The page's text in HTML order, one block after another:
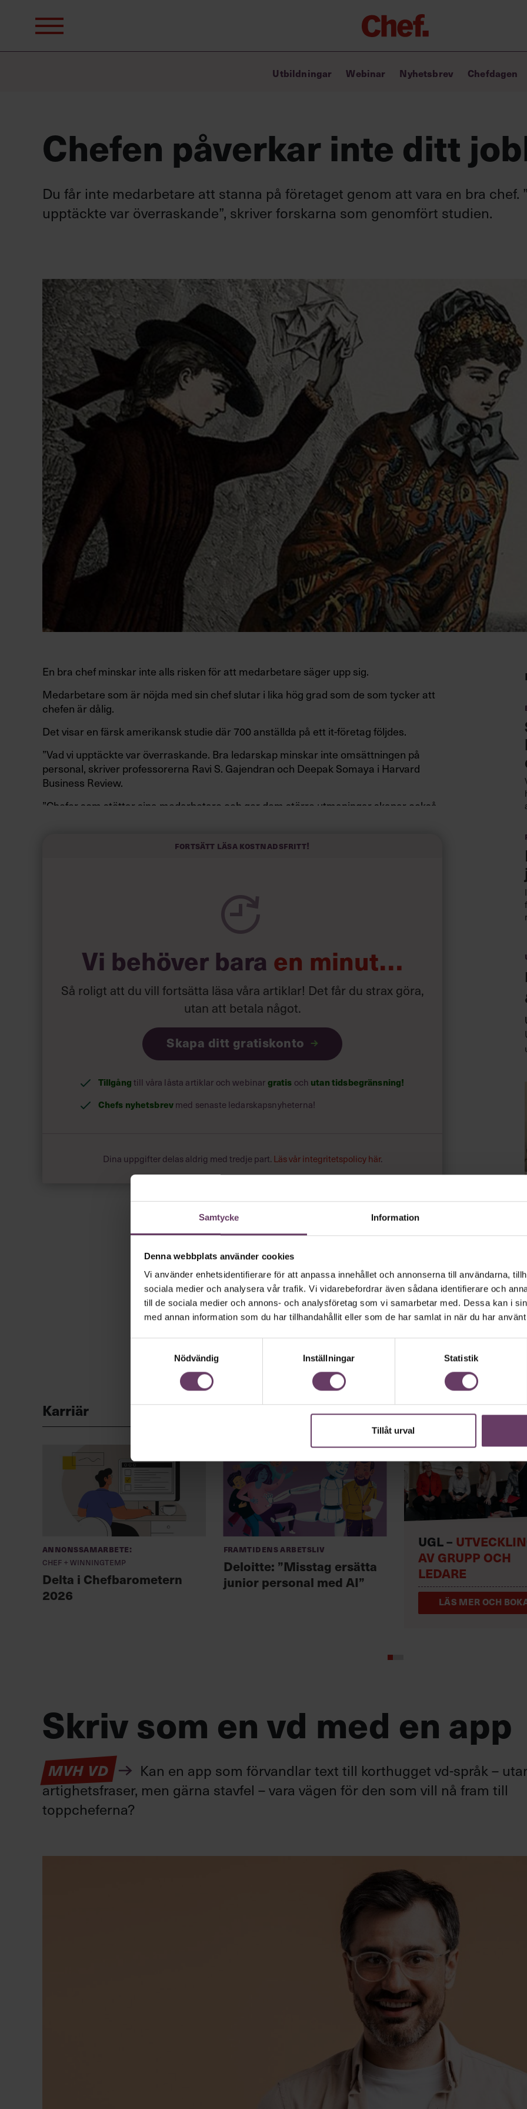
Samtycke Information
Denna webbplats använder cookies
Vi använder enhetsidentifierare för att anpassa innehållet och annonserna till användarna,
sociala medier och analysera vår trafik. Vi vidarebefordrar även sådana identifierare och
till de sociala medier och annons- och analysföretag som vi samarbetar med. Dessa kan i
med annan information som du har tillhandahållit eller som de har samlat in när du har
Nödvändig
Inställningar Statistik
Tillåt urval
efter: Chefakademin+
Lyft ditt ledarskap med C+
Ledarskapstest
Chef GPT – din chefsassistent i
Utbildningar Webinar Nyhetsbrev Chefdagen
Chefen påverkar inte ditt
Du får inte medarbetare att stanna på företaget genom att vara en bra chef.
upptäckte var överraskande”, skriver forskarna som genomfört studien.
En bra chef minskar inte alls risken för att medarbetare säger upp sig.
Medarbetare som är nöjda med sin chef slutar i lika hög grad som de som tycker att
chefen är dålig.
Det visar en färsk amerikansk studie där 700 anställda på ett it-företag följdes.
”Vad vi upptäckte var överraskande. Bra ledarskap minskar inte omsättningen på
personal, skriver professorerna Ravi S. Gajendran och Deepak Somaya i Harvard
Business Review.
”Chefer som stöttar sina medarbetare och ger dem större utmaningar skapar också
Fortsätt läsa kostnadsfritt!
Vi behöver bara en minut…
Så roligt att du vill fortsätta läsa våra artiklar! Det får du strax göra,
utan att betala något.
Skapa ditt gratiskonto
Tillgångtill våra låsta artiklar och webinargratis och utan tidsbegränsning!
Chefs nyhetsbrevmed senaste ledarskapsnyheterna!
Dina uppgifter delas aldrig med tredje part. Läs vår integritetspolicy här.
Karriär
Annonssamarbete:
Chef + Winningtemp
Delta i Chefbarometern
2026
Framtidens arbetsliv
Deloitte: ”Misstag ersätta
junior personal med AI”
UGL –
AV GRUPP OCH
LEDARE
LÄS MER OCH
Skriv som en vd med en app
MVH VD
Kan en app som förvandlar text till korthugget vd-språk –
artighetsfraser, men gärna stavfel – vara vägen för den som vill nå fram till
toppcheferna?